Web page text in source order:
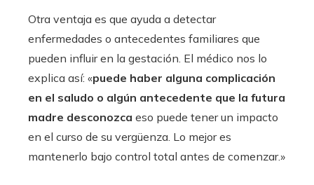
Otra ventaja es que ayuda a detectar
enfermedades o antecedentes familiares que
pueden influir en la gestación. El médico nos lo
explica así: «puede haber alguna complicación
en el saludo o algún antecedente que la futura
madre desconozca eso puede tener un impacto
en el curso de su vergüenza. Lo mejor es
mantenerlo bajo control total antes de comenzar.»